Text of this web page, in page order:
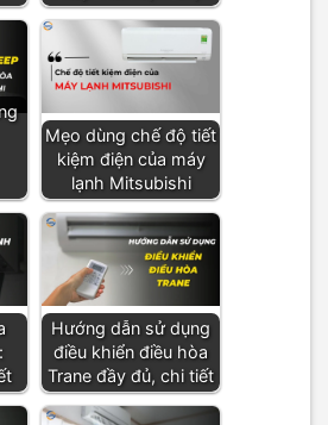
Mẹo dùng chế độ tiết
kiệm điện của máy
lạnh Mitsubishi
Hướng dẫn sử dụng
điều khiển điều hòa
Trane đầy đủ, chi tiết